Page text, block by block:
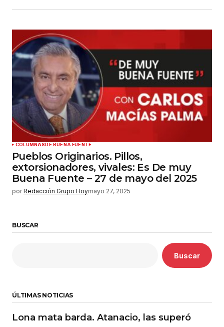
COLUMNASDE BUENA FUENTE
Pueblos Originarios. Pillos,
extorsionadores, vivales: Es De muy
Buena Fuente – 27 de mayo del 2025
por Redacción Grupo Hoymayo 27, 2025
BUSCAR
Buscar
ÚLTIMAS NOTICIAS
Lona mata barda. Atanacio, las superó